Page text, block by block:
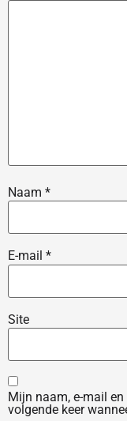
Naam *
E-mail *
Site
Mijn naam, e-mail
volgende keer